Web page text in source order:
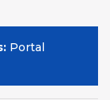
Portal